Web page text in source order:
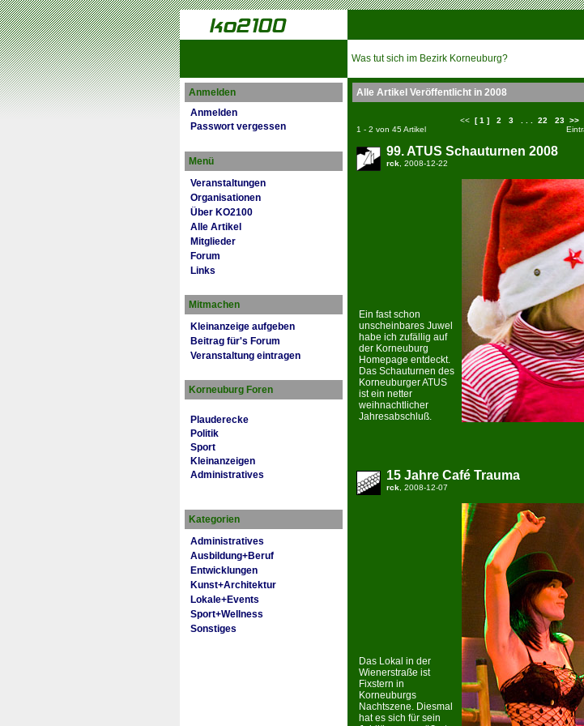
Was tut sich im Bezirk Korneuburg?
Anmelden
Anmelden
Passwort vergessen
Menü
Veranstaltungen
Organisationen
Über KO2100
Alle Artikel
Mitglieder
Forum
Links
Mitmachen
Kleinanzeige aufgeben
Beitrag für's Forum
Veranstaltung eintragen
Korneuburg Foren
Plauderecke
Politik
Sport
Kleinanzeigen
Administratives
Kategorien
Administratives
Ausbildung+Beruf
Entwicklungen
Kunst+Architektur
Lokale+Events
Sport+Wellness
Sonstiges
Alle Artikel Veröffentlicht in 2008
<< [ 1 ] 2 3 22 23 >>
1 - 2 von 45 Artikel
99. ATUS Schauturnen 2008
rck , 2008-12-22
Ein fast schon
unscheinbares Juwel
habe ich zufällig auf
der Korneuburg
Homepage entdeckt.
Das Schauturnen des
Korneuburger ATUS
ist ein netter
weihnachtlicher
Jahresabschluß.
15 Jahre Café Trauma
rck , 2008-12-07
Das Lokal in der
Wienerstraße ist
Fixstern in
Korneuburgs
Nachtszene. Diesmal
hat es sich für sein